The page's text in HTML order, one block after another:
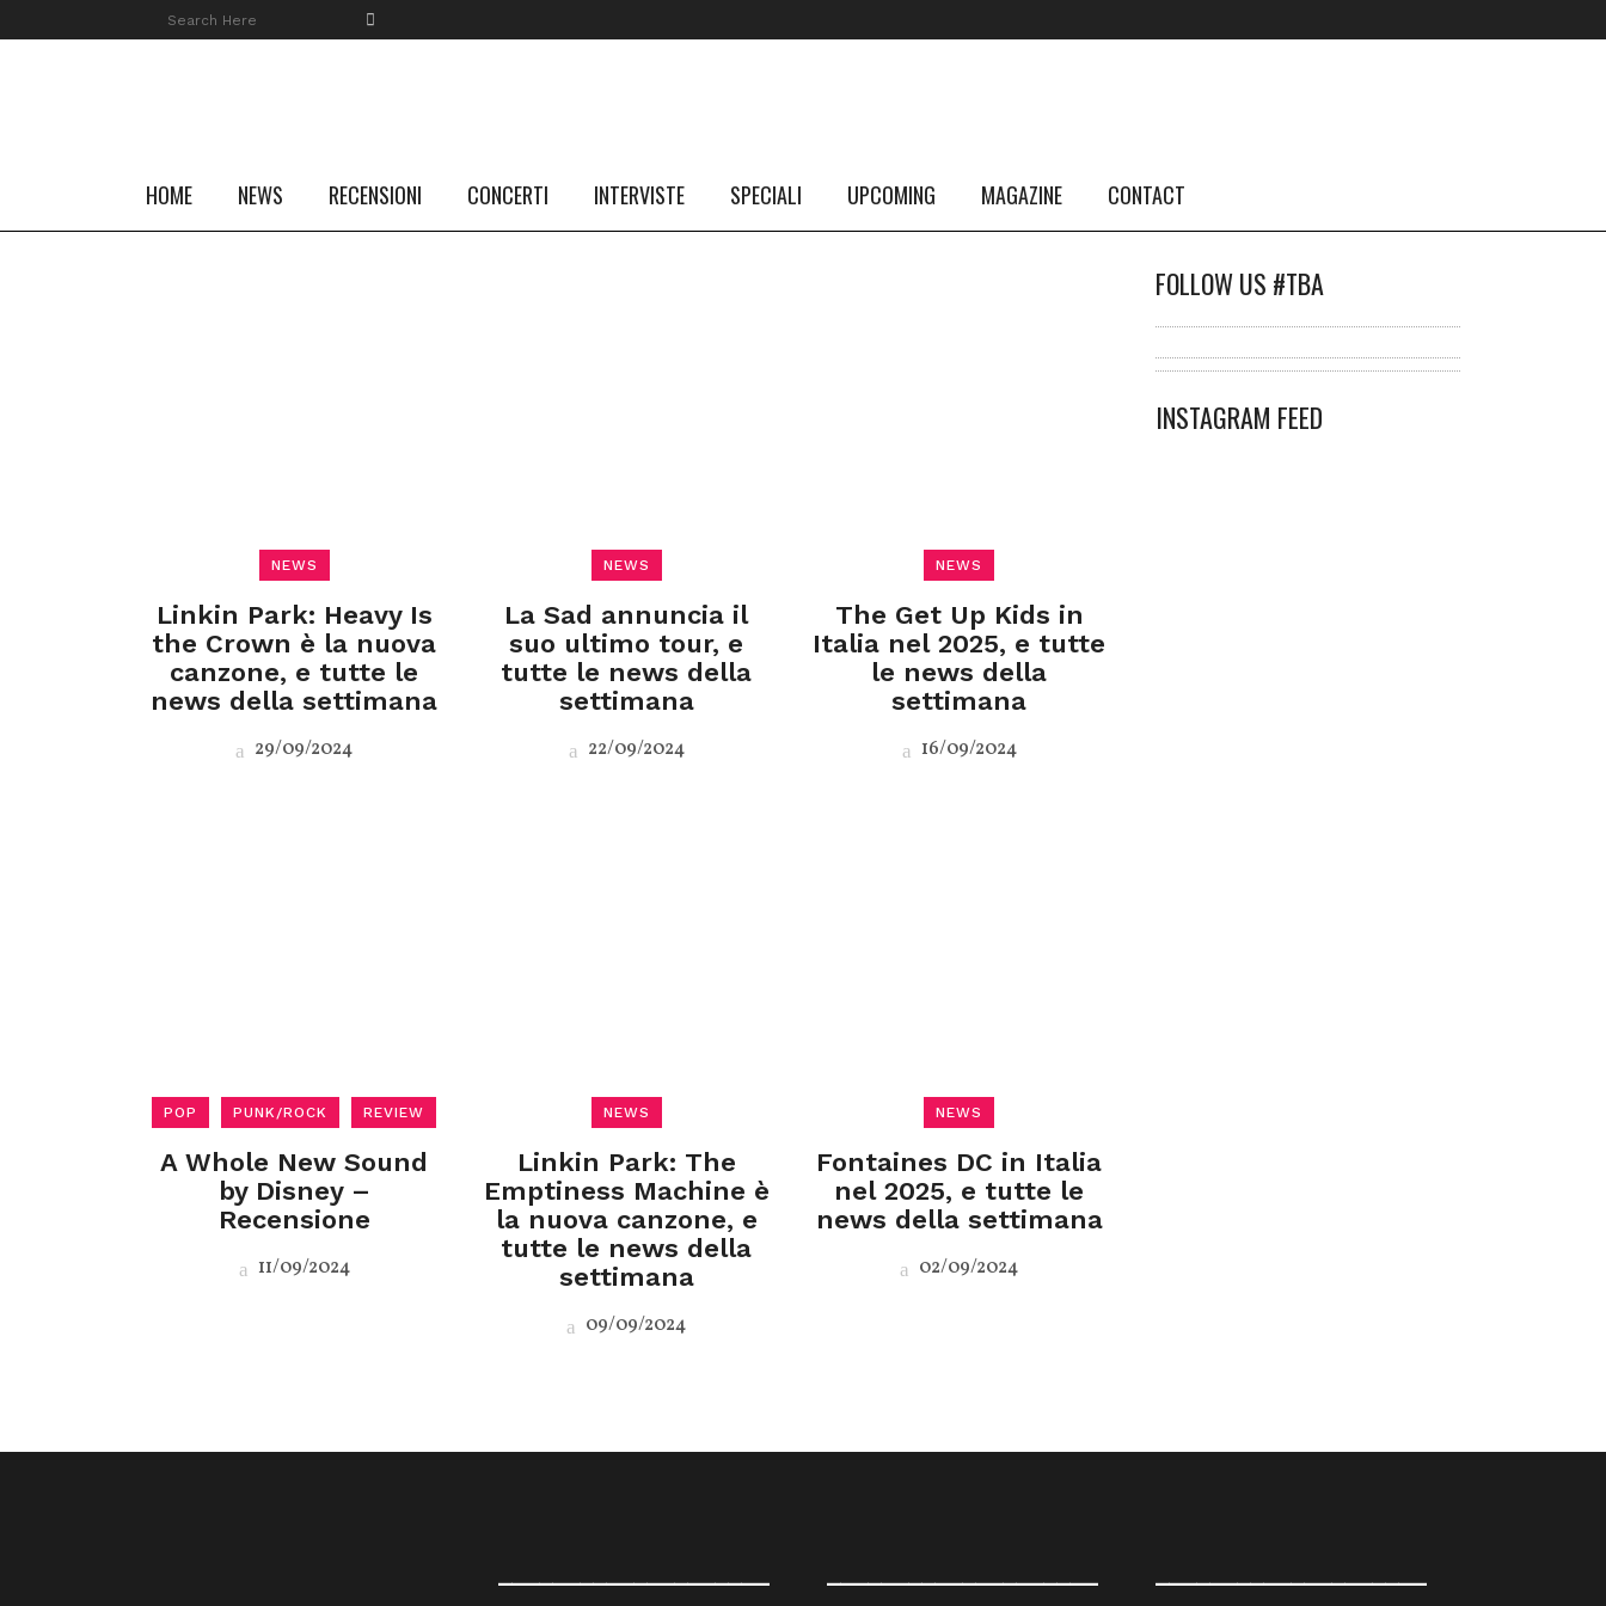
HOME NEWS RECENSIONI CONCERTI INTERVISTE SPECIALI UPCOMING MAGAZINE CONTACT
NEWS
Linkin Park: Heavy Is
the Crown è la nuova
canzone, e tutte le
news della settimana
29/09/2024
NEWS
La Sad annuncia il
suo ultimo tour, e
tutte le news della
settimana
22/09/2024
NEWS
The Get Up Kids in
Italia nel 2025, e tutte
le news della
settimana
16/09/2024
POP PUNK/ROCK REVIEW
A Whole New Sound
by Disney –
Recensione
11/09/2024
NEWS
Linkin Park: The
Emptiness Machine è
la nuova canzone, e
tutte le news della
settimana
09/09/2024
NEWS
Fontaines DC in Italia
nel 2025, e tutte le
news della settimana
02/09/2024
FOLLOW US #TBA
INSTAGRAM FEED